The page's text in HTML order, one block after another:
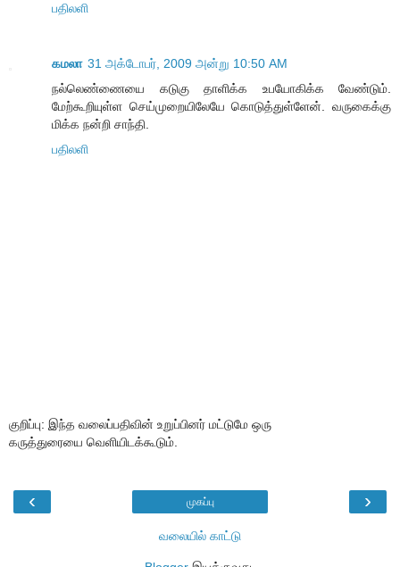
பதிலளி
கமலா 31 அக்டோபர், 2009 அன்று 10:50 AM
நல்லெண்ணையை கடுகு தாளிக்க உபயோகிக்க வேண்டும்.
மேற்கூறியுள்ள செய்முறையிலேயே கொடுத்துள்ளேன். வருகைக்கு
மிக்க நன்றி சாந்தி.
பதிலளி
குறிப்பு: இந்த வலைப்பதிவின் உறுப்பினர் மட்டுமே ஒரு
கருத்துரையை வெளியிடக்கூடும்.
‹ ›
முகப்பு
வலையில் காட்டு